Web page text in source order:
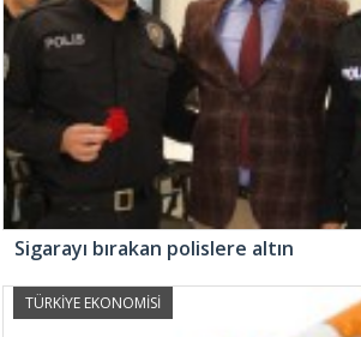
Sigarayı bırakan polislere altın
TÜRKİYE EKONOMİSİ